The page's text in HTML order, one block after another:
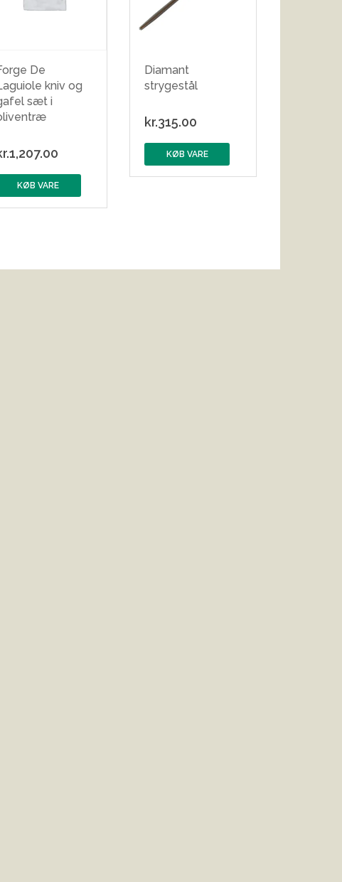
De
kniv og
sæt i
1,207.00
KØB VARE
Diamant
strygestål
kr.315.00
KØB VARE